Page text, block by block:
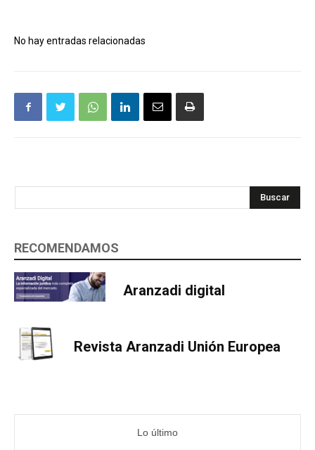
No hay entradas relacionadas
Buscar
RECOMENDAMOS
Aranzadi digital
Revista Aranzadi Unión Europea
Lo último